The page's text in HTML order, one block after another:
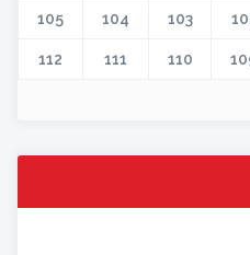
103
104
105
110
111
112